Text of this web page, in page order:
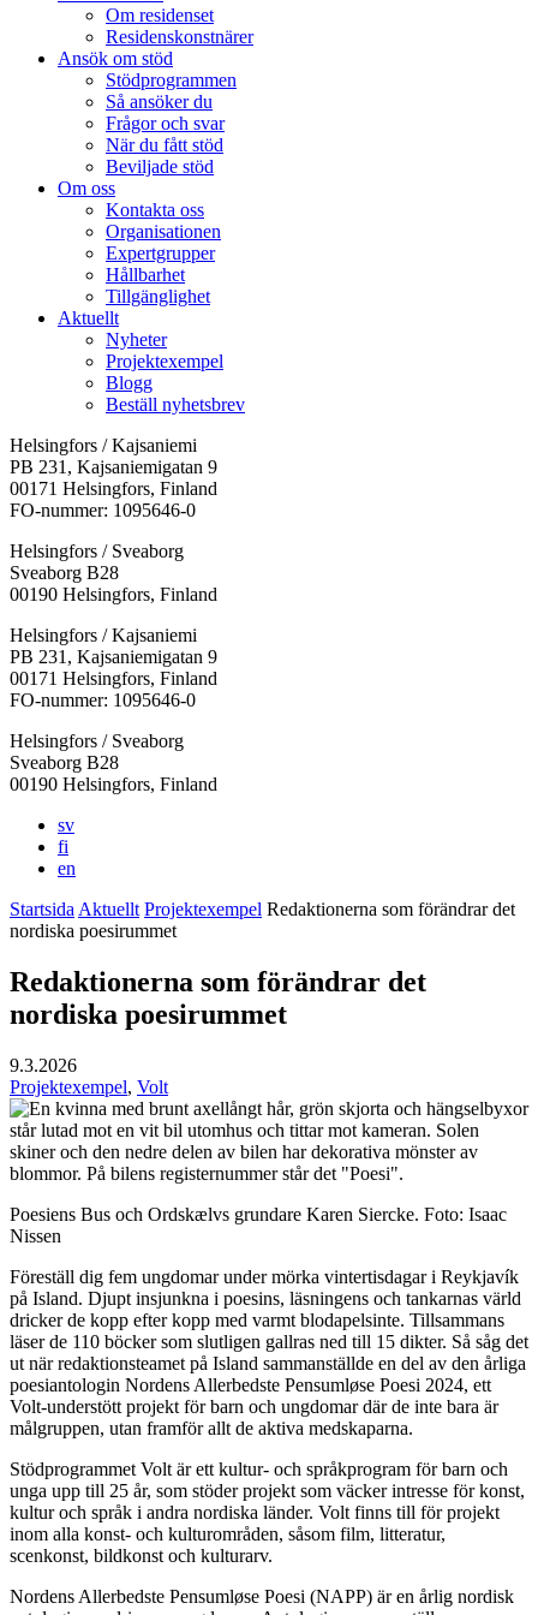
Om residenset
Residenskonstnärer
Ansök om stöd
Stödprogrammen
Så ansöker du
Frågor och svar
När du fått stöd
Beviljade stöd
Om oss
Kontakta oss
Organisationen
Expertgrupper
Hållbarhet
Tillgänglighet
Aktuellt
Nyheter
Projektexempel
Blogg
Beställ nyhetsbrev
Helsingfors / Kajsaniemi
PB 231, Kajsaniemigatan 9
00171 Helsingfors, Finland
FO-nummer: 1095646-0
Helsingfors / Sveaborg
Sveaborg B28
00190 Helsingfors, Finland
Facebook:
Öppnas
i
en
flik
Instagram:
Öppnas
i
en
flik
TikTok:
Öppnas
i
en
flik
Youtube:
Öppnas
i
en
flik
Vimeo:
Öppnas
i
en
flik
Helsingfors / Kajsaniemi
PB 231, Kajsaniemigatan 9
00171 Helsingfors, Finland
FO-nummer: 1095646-0
Helsingfors / Sveaborg
Sveaborg B28
00190 Helsingfors, Finland
sv
fi
en
Startsida Aktuellt Projektexempel Redaktionerna som förändrar det
nordiska poesirummet
Redaktionerna som förändrar det
nordiska poesirummet
9.3.2026
Projektexempel, Volt
Poesiens Bus och Ordskælvs grundare Karen Siercke. Foto: Isaac
Nissen
Föreställ dig fem ungdomar under mörka vintertisdagar i Reykjavík
på Island. Djupt insjunkna i poesins, läsningens och tankarnas värld
dricker de kopp efter kopp med varmt blodapelsinte. Tillsammans
läser de 110 böcker som slutligen gallras ned till 15 dikter. Så såg det
ut när redaktionsteamet på Island sammanställde en del av den årliga
poesiantologin Nordens Allerbedste Pensumløse Poesi 2024, ett
Volt-understött projekt för barn och ungdomar där de inte bara är
målgruppen, utan framför allt de aktiva medskaparna.
Stödprogrammet Volt är ett kultur- och språkprogram för barn och
unga upp till 25 år, som stöder projekt som väcker intresse för konst,
kultur och språk i andra nordiska länder. Volt finns till för projekt
inom alla konst- och kulturområden, såsom film, litteratur,
scenkonst, bildkonst och kulturarv.
Nordens Allerbedste Pensumløse Poesi (NAPP) är en årlig nordisk